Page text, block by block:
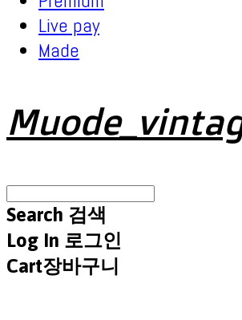
Live pay
Made
Search 검색
Log In 로그인
Cart장바구니